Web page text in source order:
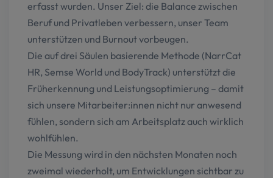
erfasst wurden. Unser Ziel: die Balance zwischen
Beruf und Privatleben verbessern, unser Team
unterstützen und Burnout vorbeugen.
Die auf drei Säulen basierende Methode (NarrCat
HR, Semse World und BodyTrack) unterstützt die
Früherkennung und Leistungsoptimierung – damit
sich unsere Mitarbeiter:innen nicht nur anwesend
fühlen, sondern sich am Arbeitsplatz auch wirklich
wohlfühlen.
Die Messung wird in den nächsten Monaten noch
zweimal wiederholt, um Entwicklungen sichtbar zu